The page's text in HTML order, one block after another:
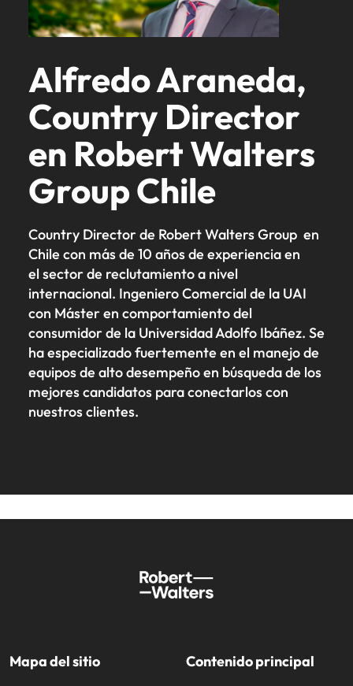
Alfredo Araneda,
Country Director
en Robert Walters
Group Chile
Country Director de Robert Walters Group en
Chile con más de 10 años de experiencia en
el sector de reclutamiento a nivel
internacional. Ingeniero Comercial de la UAI
con Máster en comportamiento del
consumidor de la Universidad Adolfo Ibáñez. Se
ha especializado fuertemente en el manejo de
equipos de alto desempeño en búsqueda de los
mejores candidatos para conectarlos con
nuestros clientes.
Mapa del sitio Contenido principal